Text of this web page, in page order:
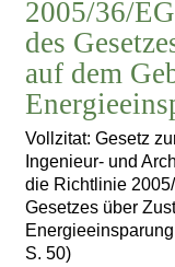
2005/36/
des
auf dem
Vollzitat: Gesetz
Ingenieur- und
die Richtlinie
Gesetzes über
S. 50)